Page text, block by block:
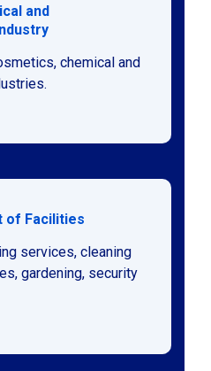
and
chemical and
of Facilities
services, cleaning
gardening, security